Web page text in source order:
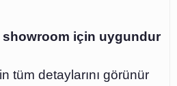
showroom için uygundur
tüm detaylarını görünür